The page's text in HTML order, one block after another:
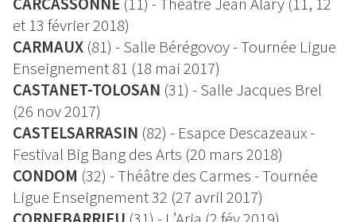
et 13 février 2018)
CARMAUX (81) - Salle Bérégovoy - Tournée Ligue
Enseignement 81 (18 mai 2017)
CASTANET-TOLOSAN (31) - Salle Jacques Brel
(26 nov 2017)
CASTELSARRASIN (82) - Esapce Descazeaux -
Festival Big Bang des Arts (20 mars 2018)
CONDOM (32) - Théâtre des Carmes - Tournée
Ligue Enseignement 32 (27 avril 2017)